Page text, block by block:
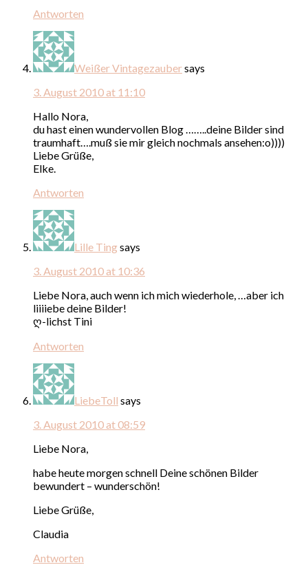
Antworten
Weißer Vintagezaubersays
3. August 2010 at 11:10
Hallo Nora,
du hast einen wundervollen Blog ……..deine Bilder sind
traumhaft….muß sie mir gleich nochmals ansehen:o))))
Liebe Grüße,
Elke.
Antworten
Lille Tingsays
3. August 2010 at 10:36
Liebe Nora, auch wenn ich mich wiederhole, …aber ich
liiiiebe deine Bilder!
ღ-lichst Tini
Antworten
LiebeToll says
3. August 2010 at 08:59
Liebe Nora,
habe heute morgen schnell Deine schönen Bilder
bewundert – wunderschön!
Liebe Grüße,
Claudia
Antworten